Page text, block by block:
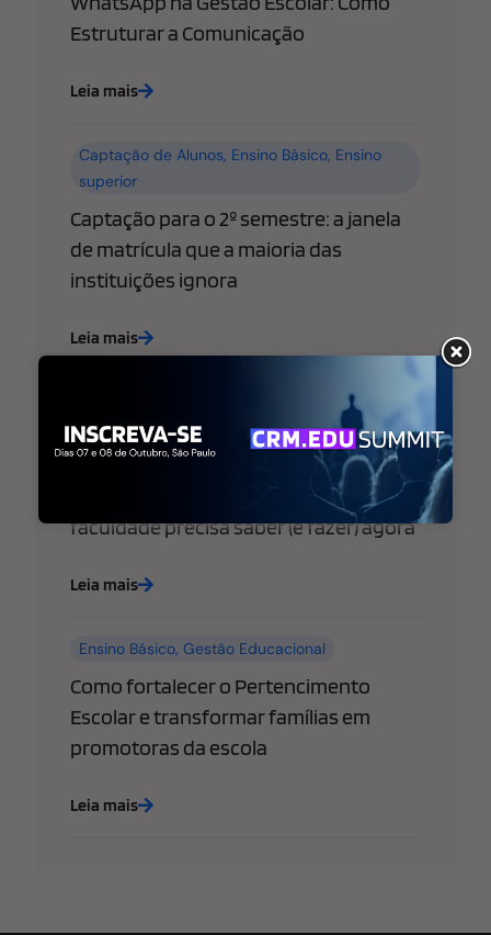
Estruturar a Comunicação
Leia mais
Captação de Alunos, Ensino Básico, Ensino
superior
Captação para o 2º semestre: a janela
de matrícula que a maioria das
instituições ignora
Leia mais
Estratégia de
Marketing Educacional
WhatsApp libera “@username” para
empresas: o que sua escola ou
faculdade precisa saber (e fazer) agora
Leia mais
Ensino Básico,Gestão Educacional
Como fortalecer o Pertencimento
Escolar e transformar famílias em
promotoras da escola
Leia mais